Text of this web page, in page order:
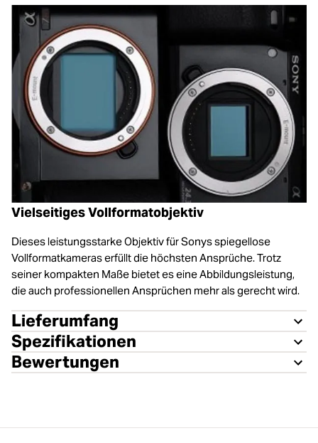
Vielseitiges Vollformatobjektiv
Dieses leistungsstarke Objektiv für Sonys spiegellose
Vollformatkameras erfüllt die höchsten Ansprüche. Trotz
seiner kompakten Maße bietet es eine Abbildungsleistung,
die auch professionellen Ansprüchen mehr als gerecht wird.
Lieferumfang
Spezifikationen
Bewertungen